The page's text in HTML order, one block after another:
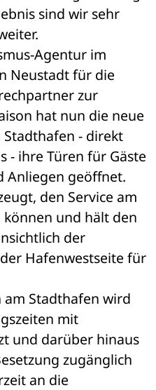
sind wir sehr
Agentur im
Neustadt für die
zur
hat nun die neue
- direkt
- ihre Türen für Gäste
Anliegen geöffnet.
den Service am
und hält den
der
Hafenwestseite für
Stadthafen wird
mit
und darüber hinaus
zugänglich
an die